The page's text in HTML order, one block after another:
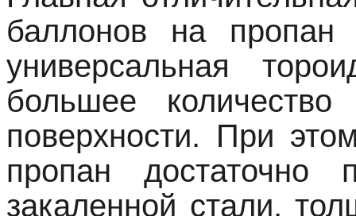
баллонов на
универсальная
большее
поверхности. При
пропан достаточно
закаленной стали,